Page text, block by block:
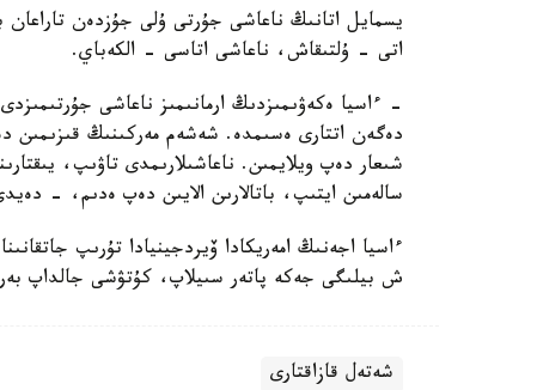
يسمايل اتانىڭ ناعاشى جۇرتى ۇلى جۇزدەن
اتى - ۇلتىقاش، ناعاشى اتاسى - الكەباي.
- ءاسيا ەكەۋىمىزدىڭ ارمانىمىز ناعاشى
شىعار دەپ ويلايمىن. ناعاشىلارىمدى تاۋىپ،
سالەمىن ايتىپ، باتالارىن الايىن دەپ ەدىم، -
ش بيلىگى جەكە پاتەر سىيلاپ، كۇتۋشى جالداپ
شەتەل قازاقتارى